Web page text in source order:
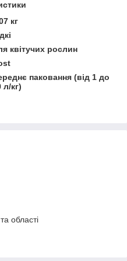
кг
квітучих рослин
паковання (від 1 до
л/кг)
області